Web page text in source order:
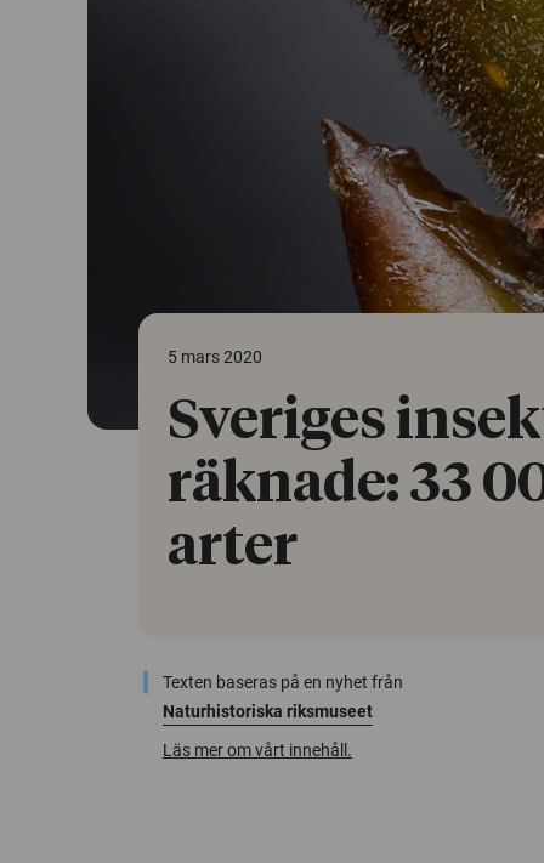
5 mars 2020
Sveriges
räknade: 33
arter
Texten baseras på en nyhet från
Naturhistoriska riksmuseet
Läs mer om vårt innehåll.